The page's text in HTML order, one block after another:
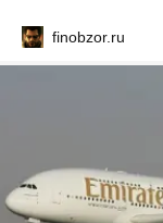
finobzor.ru